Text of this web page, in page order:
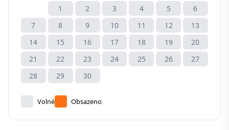
1
2 3 4 5
6
7
8 9 10 11 12
13
14
15 16 17 18 19
20
21
22 23 24 25 26
27
28
29 30
Volné Obsazeno